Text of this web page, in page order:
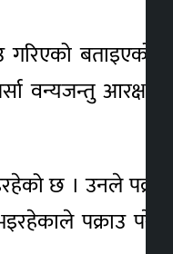
बताइएको छ
वन्यजन्तु आरक्षले
छ । उनले पक्राउ
पक्राउ